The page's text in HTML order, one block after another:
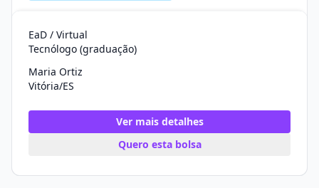
EaD / Virtual
Tecnólogo (graduação)
Maria Ortiz
Vitória/ES
Ver mais detalhes
Quero esta bolsa